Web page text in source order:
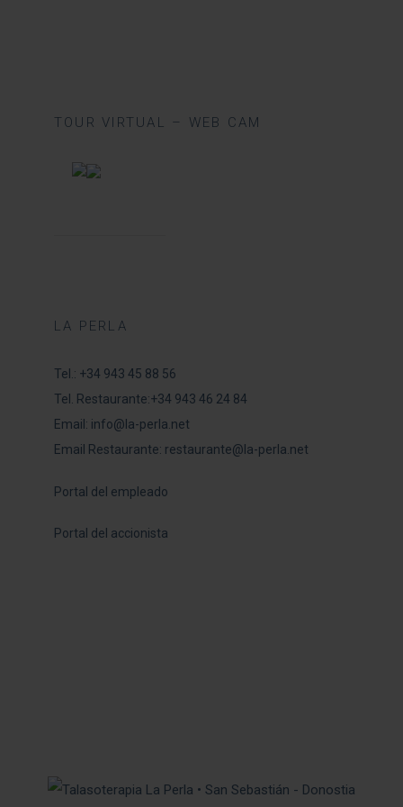
TOUR VIRTUAL – WEB CAM
LA PERLA
Tel.: +34 943 45 88 56
Tel. Restaurante:+34 943 46 24 84
Email: info@la-perla.net
Email Restaurante: restaurante@la-perla.net
Portal del empleado
Portal del accionista